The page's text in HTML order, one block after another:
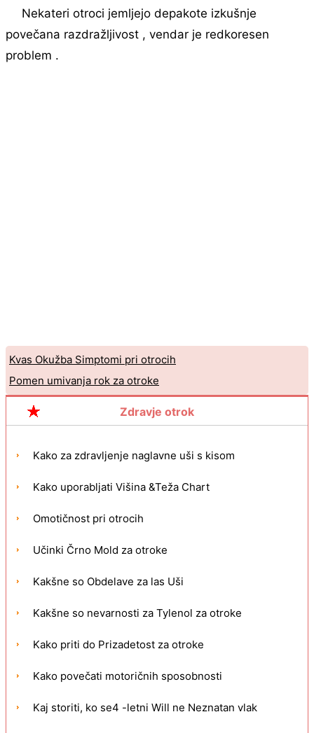
Nekateri otroci jemljejo depakote izkušnje
povečana razdražljivost , vendar je redkoresen
problem .
Kvas Okužba Simptomi pri otrocih
Pomen umivanja rok za otroke
Zdravje otrok
Kako za zdravljenje naglavne uši s kisom
Kako uporabljati Višina &Teža Chart
Omotičnost pri otrocih
Učinki Črno Mold za otroke
Kakšne so Obdelave za las Uši
Kakšne so nevarnosti za Tylenol za otroke
Kako priti do Prizadetost za otroke
Kako povečati motoričnih sposobnosti
Kaj storiti, ko se4 -letni Will ne Neznatan vlak